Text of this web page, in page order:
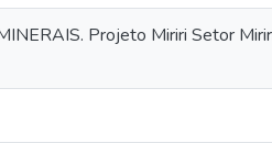
Projeto Miriri Setor